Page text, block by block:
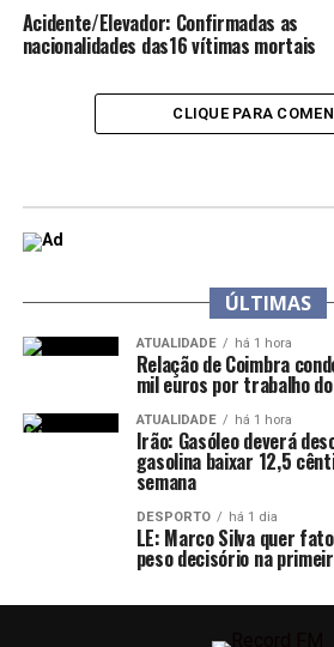
Acidente/Elevador: Confirmadas as
nacionalidades das16 vítimas mortais
CLIQUE PARA
ÚLTIMAS
ATUALIDADE há 1 hora
Relação de Coimbra
mil euros por trabalho
ATUALIDADE há 1 hora
Irão: Gasóleo deverá
gasolina baixar 12,5
semana
DESPORTO há 1 dia
LE: Marco Silva quer
peso decisório na